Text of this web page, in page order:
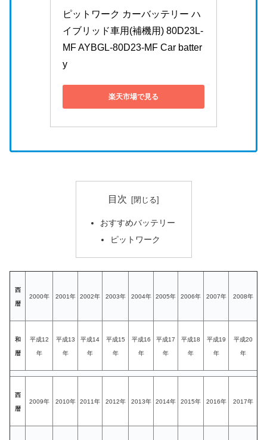
ピットワーク カーバッテリー ハ
イブリッド車用(補機用) 80D23L-
MF AYBGL-80D23-MF Car batter
y
楽天市場で見る
目次
おすすめバッテリー
ピットワーク
西
暦
2000年 2001年 2002年 2003年 2004年 2005年 2006年 2007年 2008年
和
暦
平成12
年
平成13
年
平成14
年
平成15
年
平成16
年
平成17
年
平成18
年
平成19
年
平成20
年
西
暦
2009年 2010年 2011年 2012年 2013年 2014年 2015年 2016年 2017年